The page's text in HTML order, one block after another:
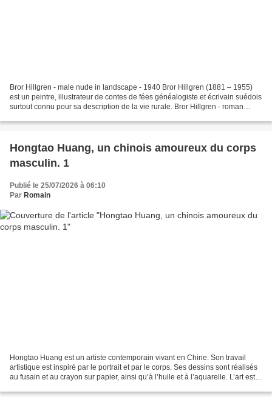
Bror Hillgren - male nude in landscape - 1940 Bror Hillgren (1881 – 1955)
est un peintre, illustrateur de contes de fées généalogiste et écrivain suédois
surtout connu pour sa description de la vie rurale. Bror Hillgren - roman
Hongtao Huang, un chinois amoureux du corps
masculin. 1
Publié le 25/07/2026 à 06:10
Par Romain
Hongtao Huang est un artiste contemporain vivant en Chine. Son travail
artistique est inspiré par le portrait et par le corps. Ses dessins sont réalisés
au fusain et au crayon sur papier, ainsi qu’à l’huile et à l’aquarelle. L’art est